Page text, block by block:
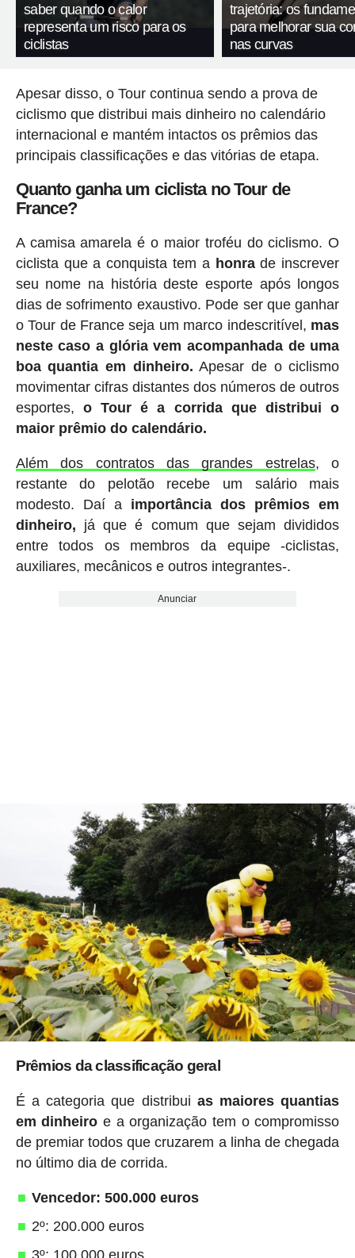
saber quando o calor
representa um risco para os
ciclistas
trajetória: os
para melhorar sua
nas curvas
Apesar disso, o Tour continua sendo a prova de
ciclismo que distribui mais dinheiro no calendário
internacional e mantém intactos os prêmios das
principais classificações e das vitórias de etapa.
Quanto ganha um ciclista no Tour de
France?
A camisa amarela é o maior troféu do ciclismo. O
ciclista que a conquista tem a honrade inscrever
seu nome na história deste esporte após longos
dias de sofrimento exaustivo. Pode ser que ganhar
o Tour de France seja um marco indescritível, mas
neste caso a glória vem acompanhada de uma
boa quantia em dinheiro. Apesar de o ciclismo
movimentar cifras distantes dos números de outros
esportes, o Tour é a corrida que distribui o
maior prêmio do calendário.
Além dos contratos das grandes estrelas, o
restante do pelotão recebe um salário mais
modesto. Daí a importância dos prêmios em
dinheiro, já que é comum que sejam divididos
entre todos os membros da equipe -ciclistas,
auxiliares, mecânicos e outros integrantes-.
Anunciar
Prêmios da classificação geral
É a categoria que distribui as maiores quantias
em dinheiro e a organização tem o compromisso
de premiar todos que cruzarem a linha de chegada
no último dia de corrida.
Vencedor: 500.000 euros
2º: 200.000 euros